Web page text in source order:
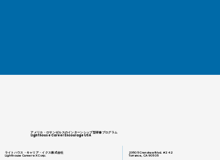
アメリカ・ロサンゼルスのインターンシップ型研修プログラム
Lighthouse Career Encourage USA
ライトハウス・キャリア・イクス株式会社
Lighthouse Career eX Corp.
23505 Crenshaw Blvd. #242
Torrance, CA 90505